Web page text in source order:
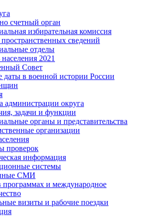
счетный орган
избирательная комиссия
сведений
отделы
2021
Совет
даты в военной истории России
администрации округа
задачи и функции
органы и представительства
организации
проверок
информация
системы
СМИ
программах и международное
визиты и рабочие поездки